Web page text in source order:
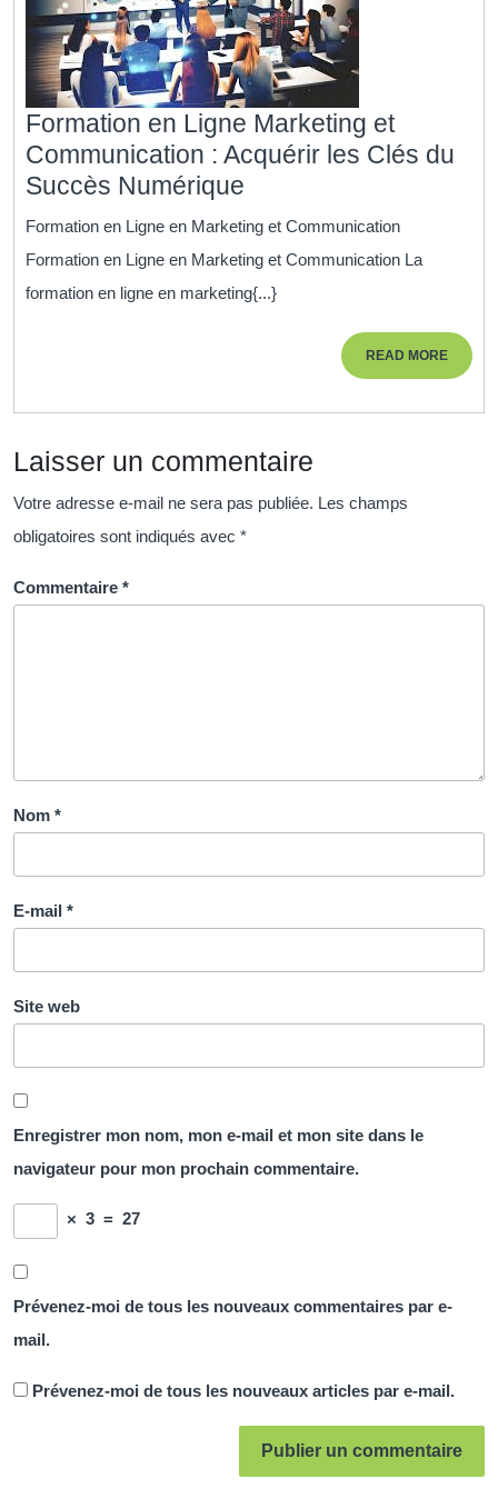
Formation en Ligne Marketing et
Communication : Acquérir les Clés du
Succès Numérique
en
Ligne
Marketing
et
Communication
Clés
du
Succès
Formation en Ligne en Marketing et Communication
Formation en Ligne en Marketing et Communication La
formation en ligne en marketing{...}
READ MOREREAD
MORE
Laisser un commentaire
Votre adresse e-mail ne sera pas publiée. Les champs
obligatoires sont indiqués avec *
Commentaire *
Nom *
E-mail *
Site web
Enregistrer mon nom, mon e-mail et mon site dans le
navigateur pour mon prochain commentaire.
× 3 = 27
Prévenez-moi de tous les nouveaux commentaires par e-
mail.
Prévenez-moi de tous les nouveaux articles par e-mail.